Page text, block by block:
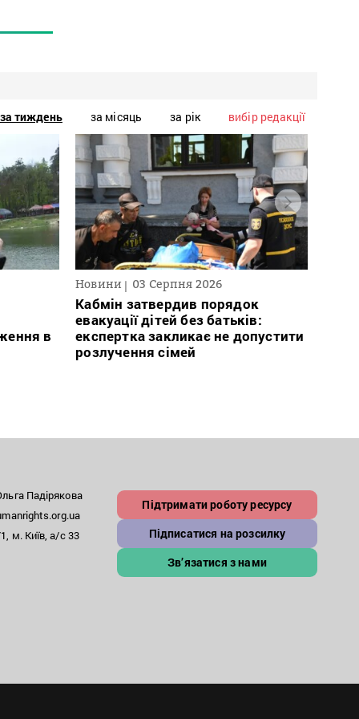
за тиждень за місяць за рік вибір редакції
в
Новини 03 Серпня 2026
Кабмін затвердив порядок
евакуації дітей без батьків:
експертка закликає не допустити
розлучення сімей
Падірякова
м. Київ, а/с 33
Підтримати роботу ресурсу
Підписатися на розсилку
Зв’язатися з нами